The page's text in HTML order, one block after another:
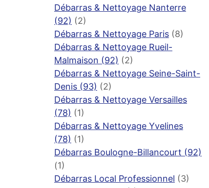
Débarras & Nettoyage Nanterre
(92) (2)
Débarras & Nettoyage Paris (8)
Débarras & Nettoyage Rueil-
Malmaison (92) (2)
Débarras & Nettoyage Seine-Saint-
Denis (93) (2)
Débarras & Nettoyage Versailles
(78) (1)
Débarras & Nettoyage Yvelines
(78) (1)
Débarras Boulogne-Billancourt (92)
(1)
Débarras Local Professionnel (3)